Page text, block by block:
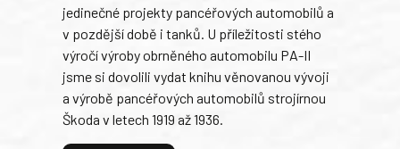
jedinečné projekty pancéřových automobilů a
v pozdější době i tanků. U příležitosti stého
výročí výroby obrněného automobilu PA-II
jsme si dovolili vydat knihu věnovanou vývoji
a výrobě pancéřových automobilů strojírnou
Škoda v letech 1919 až 1936.